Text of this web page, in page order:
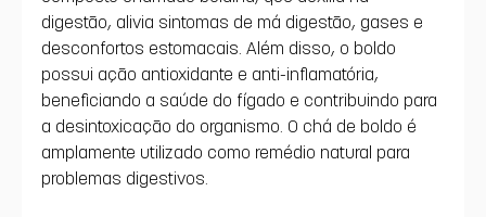
digestão, alivia sintomas de má digestão, gases e
desconfortos estomacais. Além disso, o boldo
possui ação antioxidante e anti-inflamatória,
beneficiando a saúde do fígado e contribuindo para
a desintoxicação do organismo. O chá de boldo é
amplamente utilizado como remédio natural para
problemas digestivos.